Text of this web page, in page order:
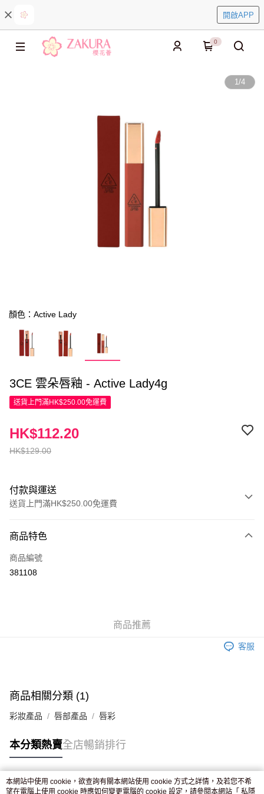
開啟APP
0
1/4
顏色：Active Lady
3CE 雲朵唇釉 - Active Lady4g
送貨上門滿HK$250.00免運費
HK$129.00
HK$112.20
付款與運送
送貨上門滿HK$250.00免運費
信用卡
Apple Pay
付款後門市自取，訂單確認後2-4個工作天到店，7天內取。逾期後
商品特色
商品編號
381108
商品推薦
客服
商品相關分類 (1)
彩妝產品 唇部產品 唇彩
本分類熱賣全店暢銷排行
熱門標籤
本網站中使用 cookie，欲查詢有關本網站使用 cookie 方式之詳情，及若您不希
望在電腦上使用 cookie 時應如何變更電腦的 cookie 設定，請參閱本網站「 私隱